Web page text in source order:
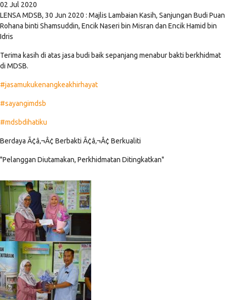
02 Jul 2020
LENSA MDSB, 30 Jun 2020 : Majlis Lambaian Kasih, Sanjungan Budi Puan
Rohana binti Shamsuddin, Encik Naseri bin Misran dan Encik Hamid bin
Idris
Terima kasih di atas jasa budi baik sepanjang menabur bakti berkhidmat
di MDSB.
#jasamukukenangkeakhirhayat
#sayangimdsb
#mdsbdihatiku
Berdaya Ã¢â‚¬Â¢ Berbakti Ã¢â‚¬Â¢ Berkualiti
"Pelanggan Diutamakan, Perkhidmatan Ditingkatkan"